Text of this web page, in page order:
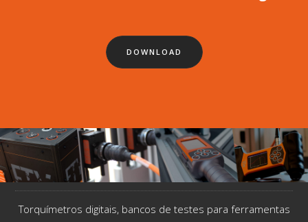
DOWNLOAD
Torquímetros digitais, bancos de testes para ferramentas